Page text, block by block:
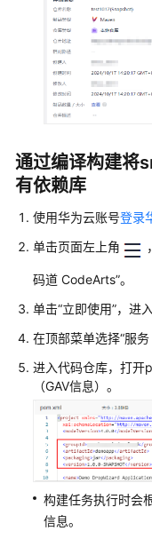
级
协
（SLA）
皮
资
源
支
系
统
权
通过编译构建将
有依赖库
使用华为云账号登录
单击页面左上角
码道 CodeArts”。
单击“立即使用”，进
在顶部菜单选择“服务
进入代码仓库，打开
（GAV信息）。
构建任务执行时会
信息。